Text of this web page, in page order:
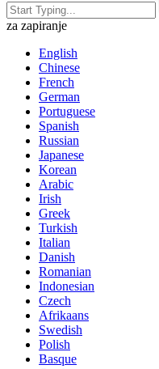
za zapiranje
English
Chinese
French
German
Portuguese
Spanish
Russian
Japanese
Korean
Arabic
Irish
Greek
Turkish
Italian
Danish
Romanian
Indonesian
Czech
Afrikaans
Swedish
Polish
Basque